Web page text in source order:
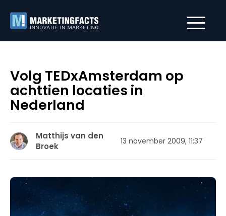
Volg TEDxAmsterdam op
achttien locaties in
Nederland
Matthijs van den
Broek
13 november 2009, 11:37